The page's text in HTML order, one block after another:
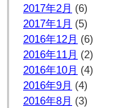
2017年2月 (6)
2017年1月 (5)
2016年12月 (6)
2016年11月 (2)
2016年10月 (4)
2016年9月 (4)
2016年8月 (3)